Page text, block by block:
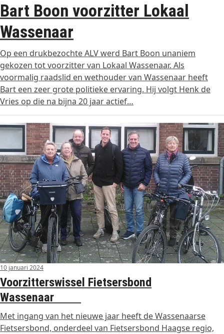
Bart Boon voorzitter Lokaal
Wassenaar
Op een drukbezochte ALV werd Bart Boon unaniem
gekozen tot voorzitter van Lokaal Wassenaar. Als
voormalig raadslid en wethouder van Wassenaar heeft
Bart een zeer grote politieke ervaring. Hij volgt Henk de
Vries op die na bijna 20 jaar actief…
10 januari 2024
Voorzitterswissel Fietsersbond
Wassenaar
Met ingang van het nieuwe jaar heeft de Wassenaarse
Fietsersbond, onderdeel van Fietsersbond Haagse regio,